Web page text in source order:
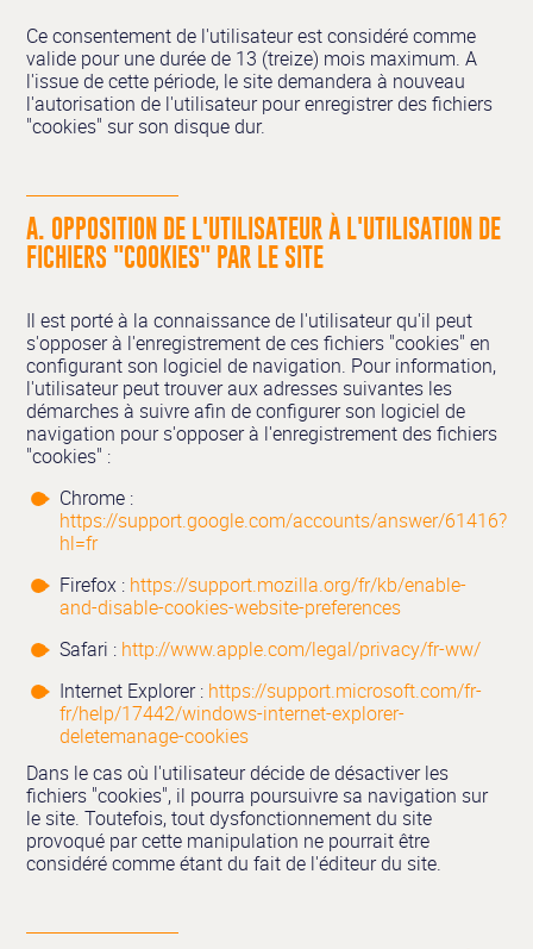
Ce consentement de l'utilisateur est considéré comme
valide pour une durée de 13 (treize) mois maximum. A
l'issue de cette période, le site demandera à nouveau
l'autorisation de l'utilisateur pour enregistrer des fichiers
"cookies" sur son disque dur.
A. OPPOSITION DE L'UTILISATEUR À L'UTILISATION DE
FICHIERS "COOKIES" PAR LE SITE
Il est porté à la connaissance de l'utilisateur qu'il peut
s'opposer à l'enregistrement de ces fichiers "cookies" en
configurant son logiciel de navigation. Pour information,
l'utilisateur peut trouver aux adresses suivantes les
démarches à suivre afin de configurer son logiciel de
navigation pour s'opposer à l'enregistrement des fichiers
"cookies" :
Chrome :
https://support.google.com/accounts/answer/61416?
hl=fr
Firefox : https://support.mozilla.org/fr/kb/enable-
and-disable-cookies-website-preferences
Safari : http://www.apple.com/legal/privacy/fr-ww/
Internet Explorer : https://support.microsoft.com/fr-
fr/help/17442/windows-internet-explorer-
deletemanage-cookies
Dans le cas où l'utilisateur décide de désactiver les
fichiers "cookies", il pourra poursuivre sa navigation sur
le site. Toutefois, tout dysfonctionnement du site
provoqué par cette manipulation ne pourrait être
considéré comme étant du fait de l'éditeur du site.